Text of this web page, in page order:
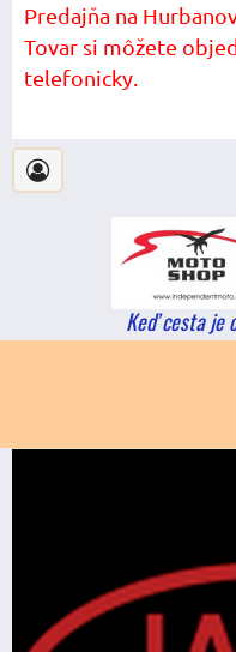
Predajňa na
Tovar si môžete
telefonicky.
Keď cesta je